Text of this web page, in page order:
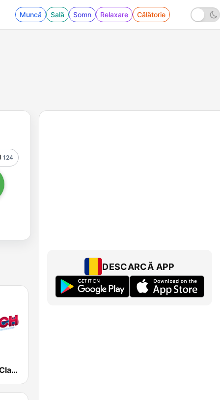
Muncă Sală Somn Relaxare Călătorie
124
The Ranch - Classic Country
DESCARCĂ APP